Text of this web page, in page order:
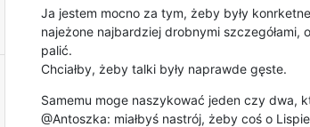
Ja jestem mocno za tym, żeby były
najeżone najbardziej drobnymi szczegółami,
palić.
Chciałby, żeby talki były naprawde gęste.
Samemu moge naszykować jeden czy dwa,
@Antoszka: miałbyś nastrój, żeby coś o